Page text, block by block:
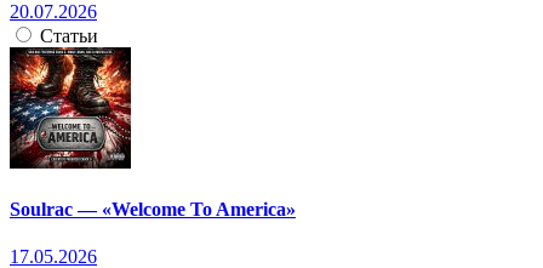
20.07.2026
Статьи
Soulrac — «Welcome To America»
17.05.2026